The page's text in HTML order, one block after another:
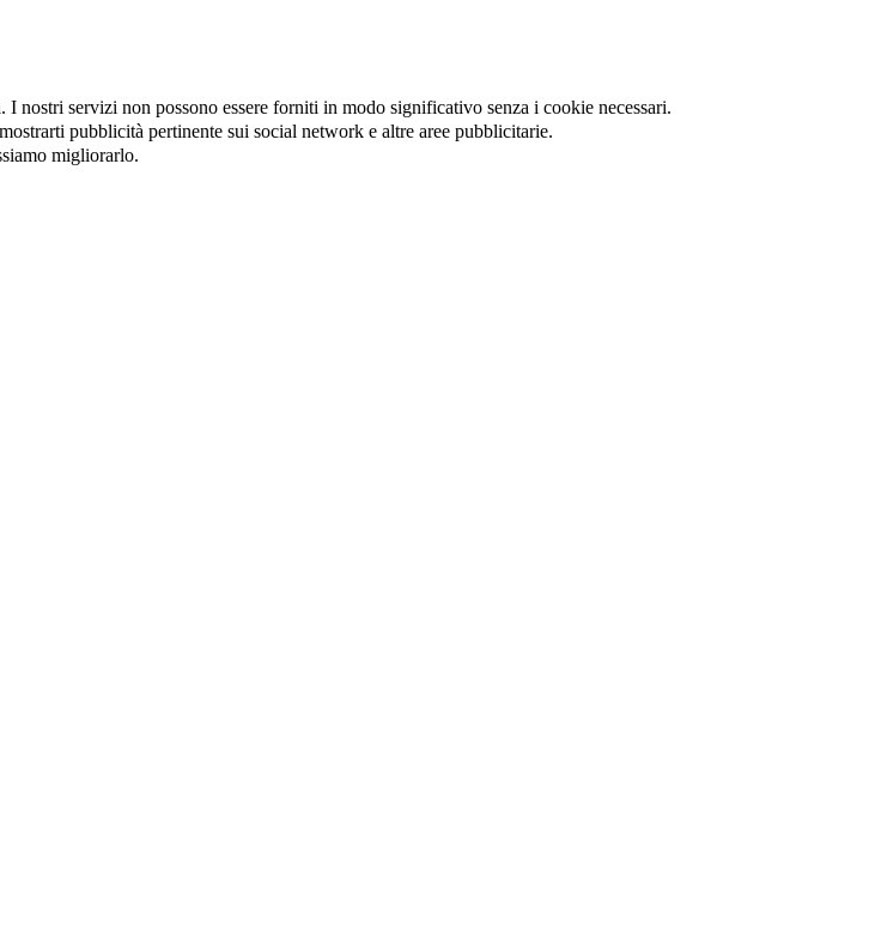
I nostri servizi non possono essere forniti in modo significativo senza i cookie necessari.
pubblicità pertinente sui social network e altre aree pubblicitarie.
migliorarlo.